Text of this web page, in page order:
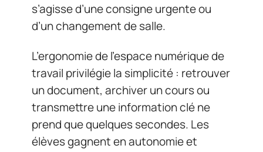
s’agisse d’une consigne urgente ou
d’un changement de salle.
L’ergonomie de l’espace numérique de
travail privilégie la simplicité : retrouver
un document, archiver un cours ou
transmettre une information clé ne
prend que quelques secondes. Les
élèves gagnent en autonomie et